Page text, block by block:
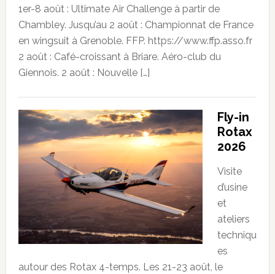
1er-8 août : Ultimate Air Challenge à partir de
Chambley. Jusqu’au 2 août : Championnat de France
en wingsuit à Grenoble. FFP. https://www.ffp.asso.fr
2 août : Café-croissant à Briare. Aéro-club du
Giennois. 2 août : Nouvelle […]
Fly-in
Rotax
2026
Visite
d’usine
et
ateliers
techniqu
es
autour des Rotax 4-temps. Les 21-23 août, le